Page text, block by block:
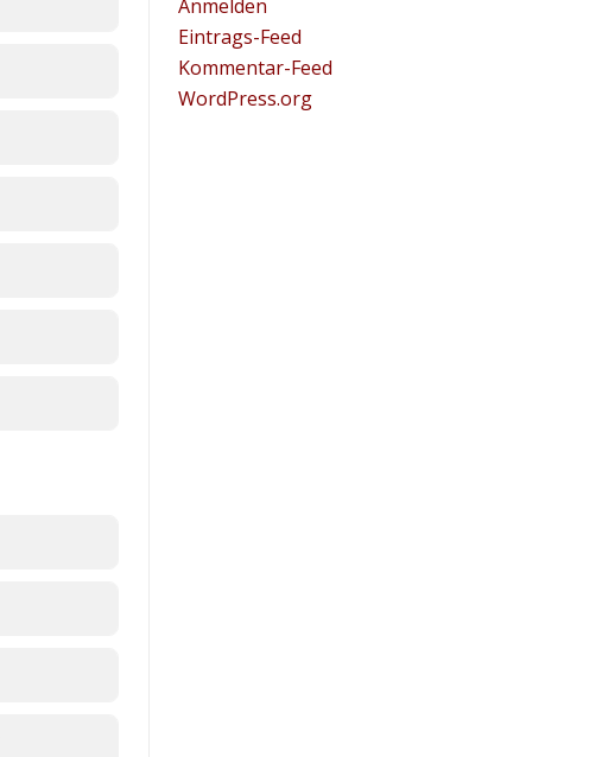
Anmelden
Eintrags-Feed
Kommentar-Feed
WordPress.org